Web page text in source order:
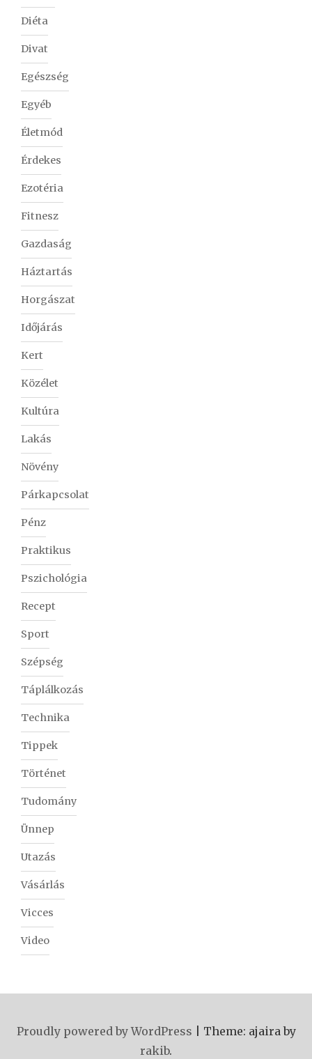
Diéta
Divat
Egészség
Egyéb
Életmód
Érdekes
Ezotéria
Fitnesz
Gazdaság
Háztartás
Horgászat
Időjárás
Kert
Közélet
Kultúra
Lakás
Növény
Párkapcsolat
Pénz
Praktikus
Pszichológia
Recept
Sport
Szépség
Táplálkozás
Technika
Tippek
Történet
Tudomány
Ünnep
Utazás
Vásárlás
Vicces
Video
Proudly powered by WordPress
Theme: ajaira by
rakib.